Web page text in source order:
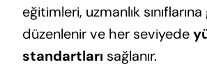
eğitimleri, uzmanlık
düzenlenir ve her seviyede
standartları sağlanır.